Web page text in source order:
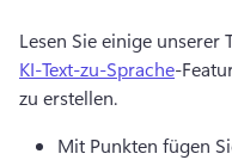
Lesen Sie einige unserer
KI-Text-zu-Sprache-
zu erstellen.
Mit Punkten fügen